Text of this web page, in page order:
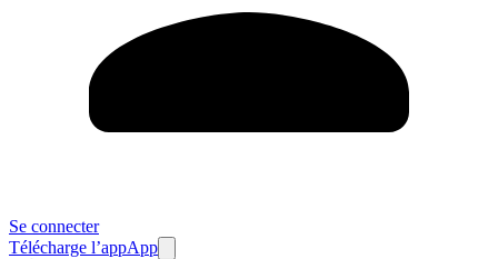
Se connecter
Télécharge l’appApp